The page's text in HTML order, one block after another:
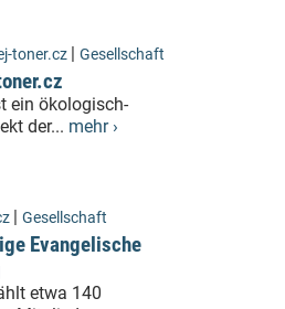
toner.cz | Gesellschaft
ein ökologisch-
der... mehr ›
| Gesellschaft
Evangelische
etwa 140